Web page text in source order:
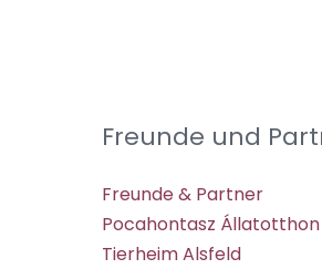
Freunde und
Freunde & Partner
Pocahontasz Állatotthon
Tierheim Alsfeld